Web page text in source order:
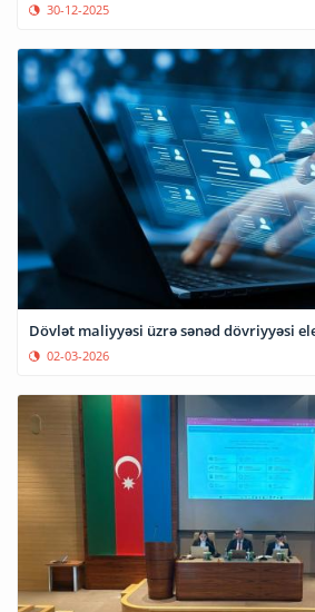
30-12-2025
Dövlət maliyyəsi üzrə sənəd dövriyyəsi
02-03-2026